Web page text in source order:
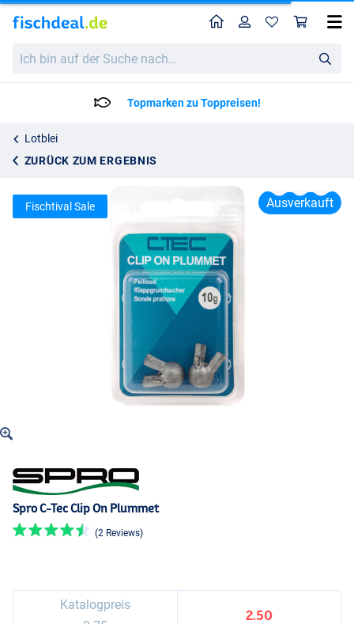
bin
HomeProfil
Topmarken zu Toppreisen!
Lotblei
ZURÜCK ZUM ERGEBNIS
Spro C-Tec Clip On Plummet
2.75
Ausverkauft
Fischtival Sale
Spro C-Tec Clip On Plummet
(2 Reviews)
Katalogpreis
2.50